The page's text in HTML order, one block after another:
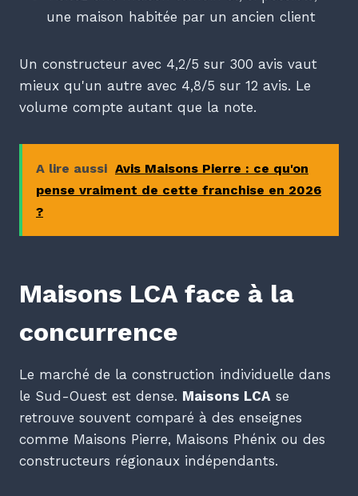
une maison habitée par un ancien client
Un constructeur avec 4,2/5 sur 300 avis vaut
mieux qu'un autre avec 4,8/5 sur 12 avis. Le
volume compte autant que la note.
A lire aussi Avis Maisons Pierre : ce qu'on
pense vraiment de cette franchise en 2026
?
Maisons LCA face à la
concurrence
Le marché de la construction individuelle dans
le Sud-Ouest est dense. Maisons LCA se
retrouve souvent comparé à des enseignes
comme Maisons Pierre, Maisons Phénix ou des
constructeurs régionaux indépendants.